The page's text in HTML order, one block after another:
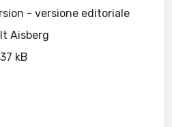
- versione editoriale
Aisberg
kB